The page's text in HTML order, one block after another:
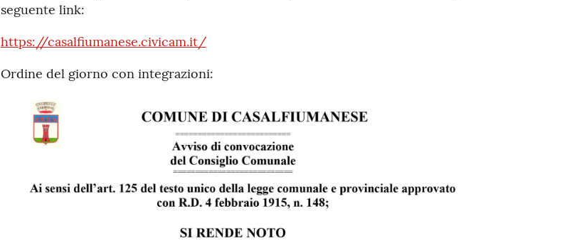
seguente link:
https://casalfiumanese.civicam.it/
Ordine del giorno con integrazioni: